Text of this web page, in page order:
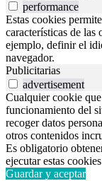
performance
Estas cookies
características de las
ejemplo, definir el
navegador.
Publicitarias
advertisement
Cualquier cookie
funcionamiento del
recoger datos
otros contenidos
Es obligatorio
ejecutar estas
Guardar y aceptar